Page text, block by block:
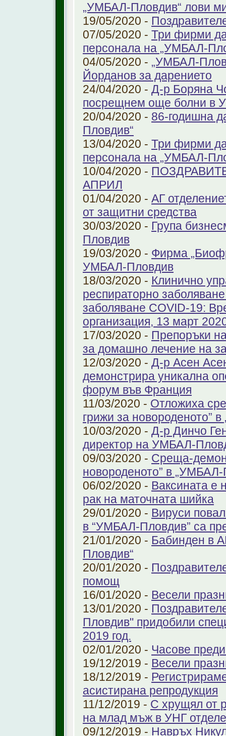
„УМБАЛ-Пловдив“ лови
19/05/2020 -
07/05/2020 - Три фирми
персонала на „УМБАЛ-
04/05/2020 - „УМБАЛ-
Йорданов за дарението
24/04/2020 - Д-р Боряна
посрещнем още болни в
20/04/2020 - 86-годишна
Пловдив“
13/04/2020 - Три фирми
персонала на „УМБАЛ-
10/04/2020 -
АПРИЛ
01/04/2020 - АГ
от защитни средства
30/03/2020 - Група
Пловдив
19/03/2020 - Фирма
УМБАЛ-Пловдив
18/03/2020 - Клинично
респираторно
заболяване COVID-19:
организация, 13 март
17/03/2020 - Препоръки
за домашно лечение на
12/03/2020 - Д-р Асен
демонстрира уникална
форум във Франция
11/03/2020 - Отложиха
грижи за новороденото”
10/03/2020 - Д-р Динчо
директор на УМБАЛ-
09/03/2020 - Среща-
новороденото” в „УМБАЛ-
06/02/2020 - Ваксината е
рак на маточната шийка
29/01/2020 - Вируси
в “УМБАЛ-Пловдив” са
21/01/2020 - Бабинден в
Пловдив“
20/01/2020 -
помощ
16/01/2020 - Весели
13/01/2020 -
Пловдив" придобили
2019 год.
02/01/2020 - Часове
19/12/2019 - Весели
18/12/2019 -
aсистирана репродукция
11/12/2019 - С хрущял от
на млад мъж в УНГ
09/12/2019 - Навръх